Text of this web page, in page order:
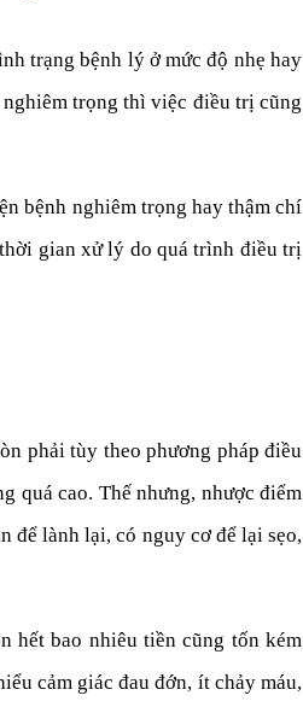
trạng bệnh lý ở mức độ nhẹ hay
trọng thì việc điều trị cũng
bệnh nghiêm trọng hay thậm chí
gian xử lý do quá trình điều trị
phải tùy theo phương pháp điều
quá cao. Thế nhưng, nhược điểm
để lành lại, có nguy cơ để lại sẹo,
hết bao nhiêu tiền cũng tốn kém
cảm giác đau đớn, ít chảy máu,